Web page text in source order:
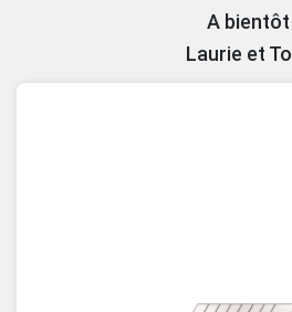
A bientôt
Laurie et